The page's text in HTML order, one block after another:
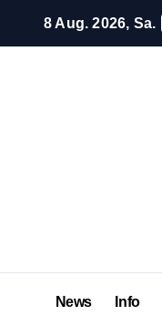
springen
8 Aug. 2026, Sa.
News Info